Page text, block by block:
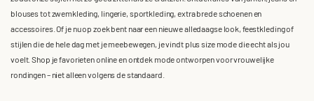
blouses tot zwemkleding, lingerie, sportkleding, extra brede schoenen en
accessoires. Of je nu op zoek bent naar een nieuwe alledaagse look, feestkleding of
stijlen die de hele dag met je meebewegen, je vindt plus size mode die echt als jou
voelt. Shop je favorieten online en ontdek mode ontworpen voor vrouwelijke
rondingen – niet alleen volgens de standaard.